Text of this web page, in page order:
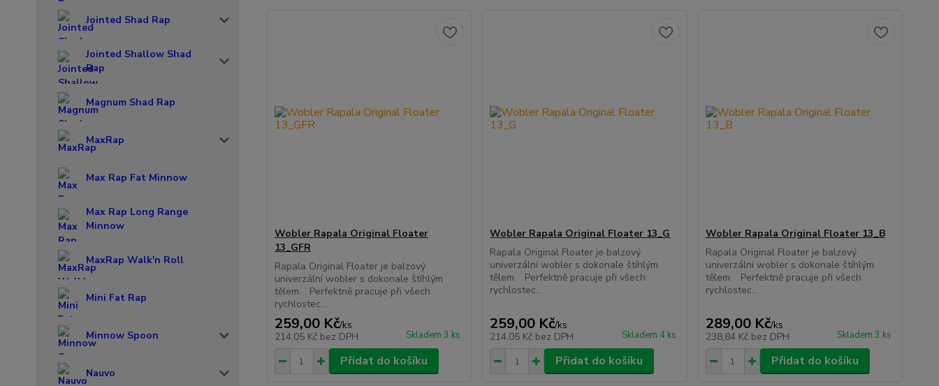
Jointed Shad Rap
Jointed Shallow Shad
Rap
Magnum Shad Rap
MaxRap
Max Rap Fat Minnow
Max Rap Long Range
Minnow
MaxRap Walk'n Roll
Mini Fat Rap
Minnow Spoon
Nauvo
Wobler Rapala Original Floater
13_GFR
Rapala Original Floater je balzový
univerzální wobler s dokonale štíhlým
tělem. Perfektně pracuje při všech
rychlostec...
259,00 Kč/ks
214,05 Kč bez DPH Skladem 3 ks
Přidat do košíku
Wobler Rapala Original Floater 13_G
Rapala Original Floater je balzový
univerzální wobler s dokonale štíhlým
tělem. Perfektně pracuje při všech
rychlostec...
259,00 Kč/ks
214,05 Kč bez DPH Skladem 4 ks
Přidat do košíku
Wobler Rapala Original Floater 13_B
Rapala Original Floater je balzový
univerzální wobler s dokonale štíhlým
tělem. Perfektně pracuje při všech
rychlostec...
289,00 Kč/ks
238,84 Kč bez DPH Skladem 3 ks
Přidat do košíku